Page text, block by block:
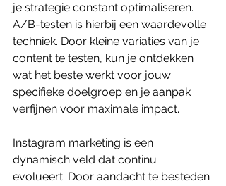
je strategie constant optimaliseren.
A/B-testen is hierbij een waardevolle
techniek. Door kleine variaties van je
content te testen, kun je ontdekken
wat het beste werkt voor jouw
specifieke doelgroep en je aanpak
verfijnen voor maximale impact.
Instagram marketing is een
dynamisch veld dat continu
evolueert. Door aandacht te besteden